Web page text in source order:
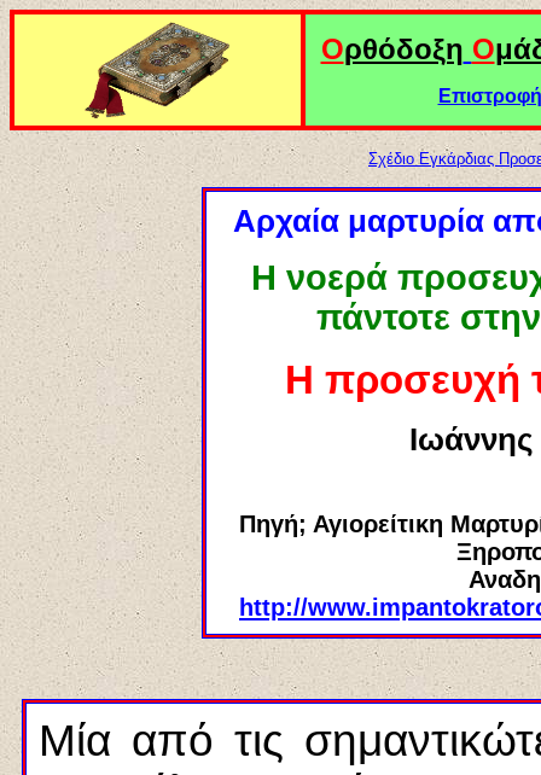
Ορθόδοξη Ο
Σχέδιο Εγκάρδιας
Αρχαία μαρτυρία
Η νοερά
πάντοτε
Η προσευχή
Πηγή; Αγιορείτικη
http://
Μία από τις